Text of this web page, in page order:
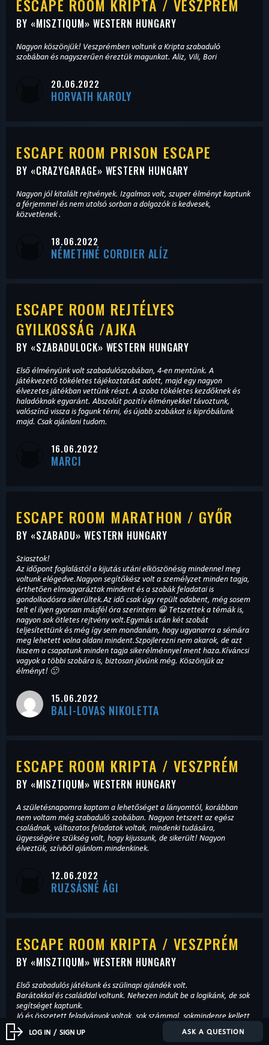
ESCAPE ROOM KRIPTA / VESZPRÉM
BY «MISZTIQUM» WESTERN HUNGARY
Nagyon köszönjük! Veszprémben voltunk a Kripta szabaduló
szobában és nagyszerűen éreztük magunkat. Aliz, Vili, Bori
20.06.2022
HORVATH KAROLY
ESCAPE ROOM PRISON ESCAPE
BY «CRAZYGARAGE» WESTERN HUNGARY
Nagyon jól kitalált rejtvények. Izgalmas volt, szuper élményt kaptunk
a férjemmel és nem utolsó sorban a dolgozók is kedvesek,
közvetlenek .
18.06.2022
NÉMETHNÉ CORDIER ALÍZ
ESCAPE ROOM REJTÉLYES
GYILKOSSÁG /AJKA
BY «SZABADULOCK» WESTERN HUNGARY
Első élményünk volt szabadulószobában, 4-en mentünk. A
játékvezető tökéletes tájékoztatást adott, majd egy nagyon
élvezetes játékban vettünk részt. A szoba tökéletes kezdőknek és
haladóknak egyaránt. Abszolút pozitív élményekkel távoztunk,
valószínű vissza is fogunk térni, és újabb szobákat is kipróbálunk
majd. Csak ajánlani tudom.
16.06.2022
MARCI
ESCAPE ROOM MARATHON / GYŐR
BY «SZABADU» WESTERN HUNGARY
Sziasztok!
Az időpont foglalástól a kijutás utáni elköszönésig mindennel meg
voltunk elégedve.Nagyon segítőkész volt a személyzet minden tagja,
érthetően elmagyaráztak mindent és a szobák feladatai is
gondolkodósra sikerültek.Az idő csak úgy repült odabent, még sosem
telt el ilyen gyorsan másfél óra szerintem 😀 Tetszettek a témák is,
nagyon sok ötletes rejtvény volt.Egymás után két szobát
teljesítettünk és még így sem mondanám, hogy ugyanarra a sémára
meg lehetett volna oldani mindent.Szpojlerezni nem akarok, de azt
hiszem a csapatunk minden tagja sikerélménnyel ment haza.Kíváncsi
vagyok a többi szobára is, biztosan jövünk még. Köszönjük az
élményt! 🙂
15.06.2022
BALI-LOVAS NIKOLETTA
ESCAPE ROOM KRIPTA / VESZPRÉM
BY «MISZTIQUM» WESTERN HUNGARY
A születésnapomra kaptam a lehetőséget a lányomtól, korábban
nem voltam még szabaduló szobában. Nagyon tetszett az egész
családnak, változatos feladatok voltak, mindenki tudására,
ügyességére szükség volt, hogy kijussunk, de sikerült! Nagyon
élveztük, szívből ajánlom mindenkinek.
12.06.2022
RUZSÁSNÉ ÁGI
ESCAPE ROOM KRIPTA / VESZPRÉM
BY «MISZTIQUM» WESTERN HUNGARY
Első szabadulós játékunk és szülinapi ajándék volt.
Barátokkal és családdal voltunk. Nehezen indult be a logikánk, de sok
segítséget kaptunk.
Jó és összetett feladványok voltak, sok számmal, sokmindenre kellett
figyelni. Nagyon tetszett, élveztük, és nagy nehezen ki is jutottunk.
😊 Megyünk a többi szobába is! Köszönjük a szórakozást, a kedves
LOG IN / SIGN UP ASK A QUESTION